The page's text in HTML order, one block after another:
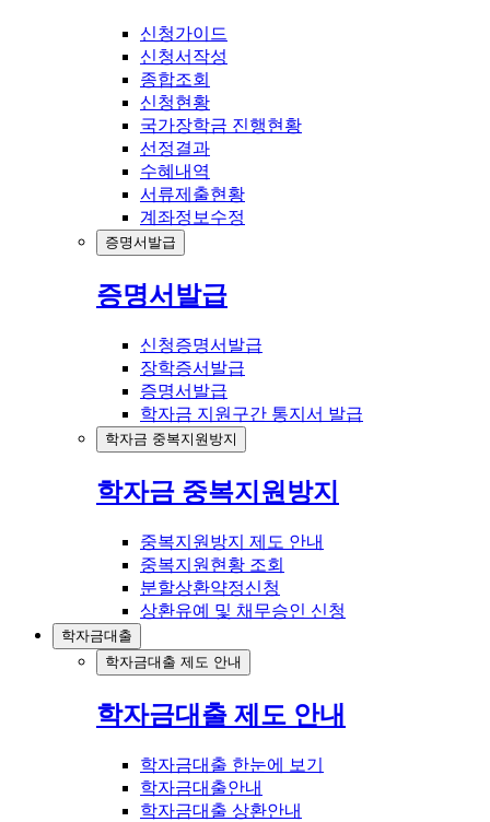
신청가이드
신청서작성
종합조회
신청현황
국가장학금 진행현황
선정결과
수혜내역
서류제출현황
계좌정보수정
증명서발급
증명서발급
신청증명서발급
장학증서발급
증명서발급
학자금 지원구간 통지서 발급
학자금 중복지원방지
학자금 중복지원방지
중복지원방지 제도 안내
중복지원현황 조회
분할상환약정신청
상환유예 및 채무승인 신청
학자금대출
학자금대출 제도 안내
학자금대출 제도 안내
학자금대출 한눈에 보기
학자금대출안내
학자금대출 상환안내